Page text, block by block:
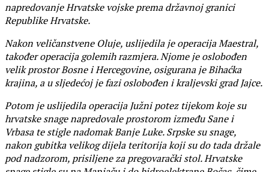
napredovanje Hrvatske vojske prema državnoj granici
Republike Hrvatske.
Nakon veličanstvene Oluje, uslijedila je operacija Maestral,
također operacija golemih razmjera. Njome je oslobođen
velik prostor Bosne i Hercegovine, osigurana je Bihaćka
krajina, a u sljedećoj je fazi oslobođen i kraljevski grad Jajce.
Potom je uslijedila operacija Južni potez tijekom koje su
hrvatske snage napredovale prostorom između Sane i
Vrbasa te stigle nadomak Banje Luke. Srpske su snage,
nakon gubitka velikog dijela teritorija koji su do tada držale
pod nadzorom, prisiljene za pregovarački stol. Hrvatske